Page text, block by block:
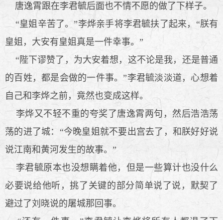
唐逸霄跟在李君毓后面也不情不愿的做了下样子。
“皇姐辛苦了。”李烨亲手将李君毓扶了起来，“朕有
皇姐，大安有皇姐真是一件幸事。”
“陛下谬赞了，为大安着想，这不论是我，还是普通
的百姓，都是会做的一件事。”李君毓淡淡道，心想着
自己和李烨之前，竟然也变成这样。
李烨又不轻不重的夸奖了唐逸霄两句，然后浩浩荡
荡的进了城：“今晚皇姐就不要出宫去了，和朕好好说
说江南和黄河发生的故事。”
李君毓原本也没想瞒着他，但是一些算计也没什么
必要说给他听，挑了关键的部分简单说了说，默契了
避过了刘晓说的屠城那回事。